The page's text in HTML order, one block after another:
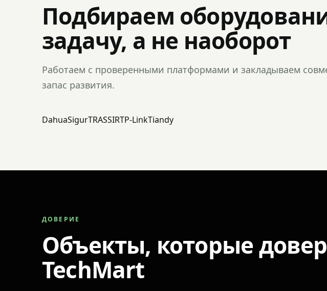
Подбираем
задачу, а не наоборот
Работаем с проверенными платформами и закладываем
запас развития.
DahuaSigurTRASSIRTP-LinkTiandy
ДОВЕРИЕ
Объекты, которые
TechMart